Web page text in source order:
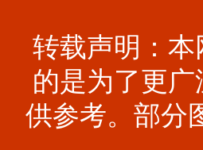
转载声明：
的是为了更
供参考。部分